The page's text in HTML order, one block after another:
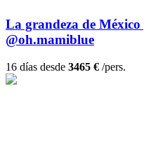
La grandeza de
@oh.mamiblue
16 días desde 3465 € /pers.